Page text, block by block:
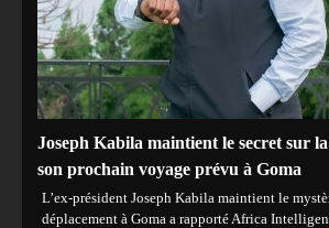
Joseph Kabila maintient le secret sur
son prochain voyage prévu à Goma
L’ex-président Joseph Kabila maintient le
déplacement à Goma a rapporté Africa